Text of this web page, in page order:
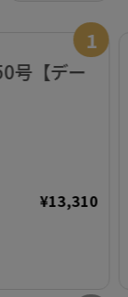
1
号【デー
¥13,310